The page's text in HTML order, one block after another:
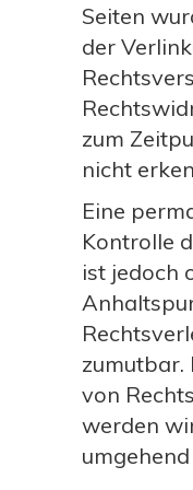
Seiten
der
zum
nicht
Eine
Kontrolle
ist jedoch
zumutbar.
von
werden